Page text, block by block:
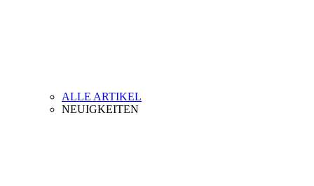
ALLE ARTIKEL
NEUIGKEITEN